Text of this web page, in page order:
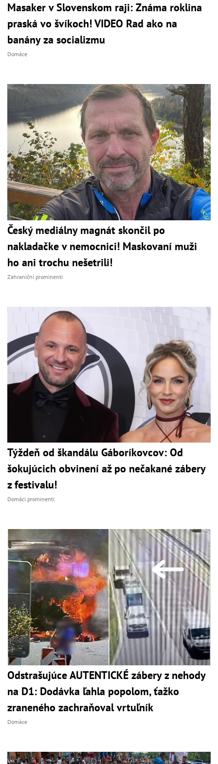
Masaker v Slovenskom raji: Známa roklina
praská vo švíkoch! VIDEO Rad ako na
banány za socializmu
Domáce
Český mediálny magnát skončil po
nakladačke v nemocnici! Maskovaní muži
ho ani trochu nešetrili!
Zahraniční prominenti
Týždeň od škandálu Gáboríkovcov: Od
šokujúcich obvinení až po nečakané zábery
z festivalu!
Domáci prominenti
Odstrašujúce AUTENTICKÉ zábery z nehody
na D1: Dodávka ľahla popolom, ťažko
zraneného zachraňoval vrtuľník
Domáce